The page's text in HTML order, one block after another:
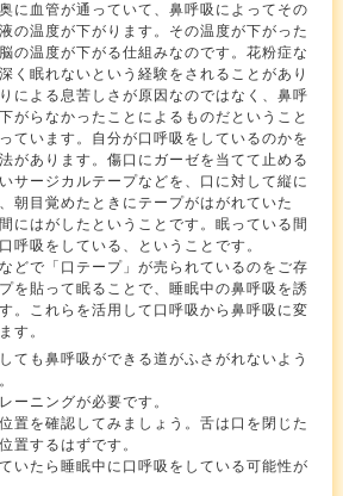
に血管が通っていて、鼻呼吸によってその
の温度が下がります。その温度が下がった
の温度が下がる仕組みなのです。花粉症な
く眠れないという経験をされることがあり
による息苦しさが原因なのではなく、鼻呼
がらなかったことによるものだということ
ています。自分が口呼吸をしているのかを
があります。傷口にガーゼを当てて止める
サージカルテープなどを、口に対して縦に
朝目覚めたときにテープがはがれていた
にはがしたということです。眠っている間
呼吸をしている、ということです。
どで「口テープ」が売られているのをご存
を貼って眠ることで、睡眠中の鼻呼吸を誘
。これらを活用して口呼吸から鼻呼吸に変
す。
ても鼻呼吸ができる道がふさがれないよう
ーニングが必要です。
置を確認してみましょう。舌は口を閉じた
置するはずです。
いたら睡眠中に口呼吸をしている可能性が